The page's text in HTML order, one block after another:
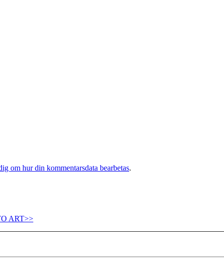
om hur din kommentarsdata bearbetas.
ART>>